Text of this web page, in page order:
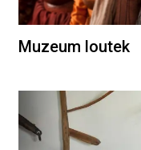
Muzeum loutek